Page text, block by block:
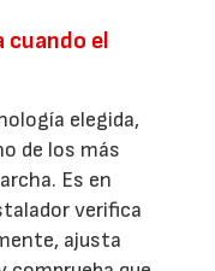
el
elegida,
de los más
Es en
verifica
ajusta